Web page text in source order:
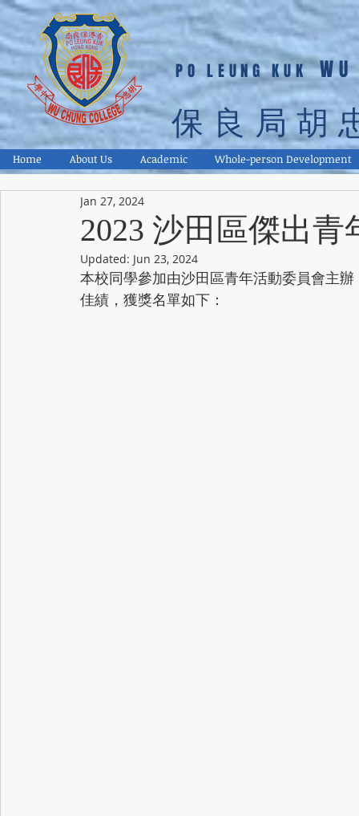
PO LEUNG KUK
保良局胡
Home About Us Academic Whole-person Development
2023 沙田區傑出
Jan 27, 2024
Updated: Jun 23, 2024
本校同學參加由沙田區青年活動委員會主
佳績，獲獎名單如下：